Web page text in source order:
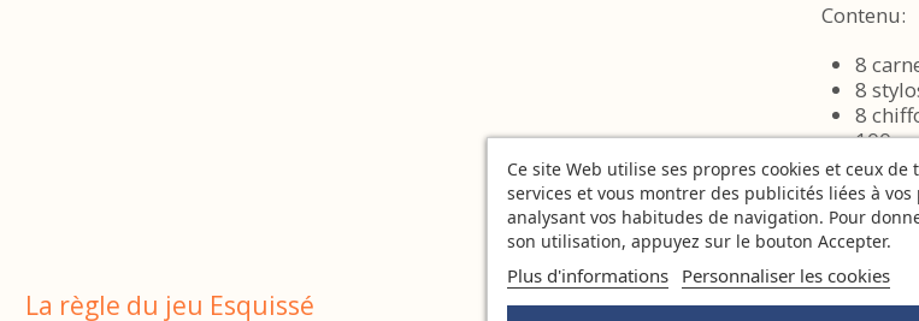
Contenu:
8
8
8
100
1
1 dé,
règle
La règle du jeu Esquissé
Ce site Web utilise ses propres cookies et ceux
services et vous montrer des publicités liées à vos
analysant vos habitudes de navigation. Pour
son utilisation, appuyez sur le bouton Accepter.
Plus d'informations Personnaliser les cookies